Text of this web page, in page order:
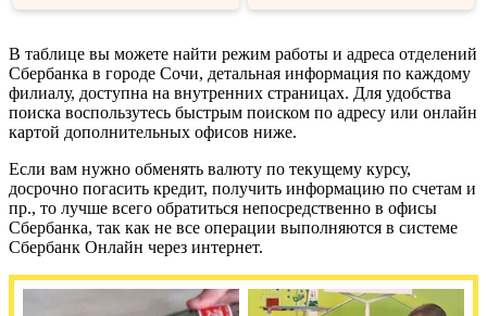
В таблице вы можете найти режим работы и адреса отделений
Сбербанка в городе Сочи, детальная информация по каждому
филиалу, доступна на внутренних страницах. Для удобства
поиска воспользутесь быстрым поиском по адресу или онлайн
картой дополнительных офисов ниже.
Если вам нужно обменять валюту по текущему курсу,
досрочно погасить кредит, получить информацию по счетам и
пр., то лучше всего обратиться непосредственно в офисы
Сбербанка, так как не все операции выполняются в системе
Сбербанк Онлайн через интернет.